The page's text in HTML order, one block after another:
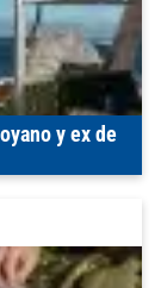
y ex de